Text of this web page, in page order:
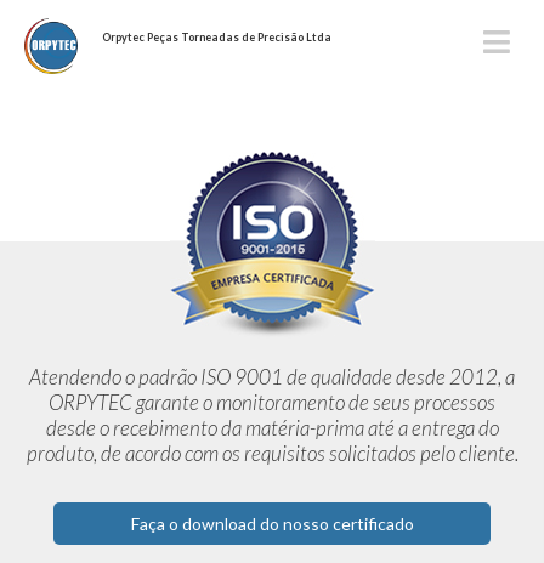
Orpytec Peças Torneadas de Precisão Ltda
Atendendo o padrão ISO 9001 de qualidade desde 2012,a
ORPYTEC garante o monitoramento de seus processos
desde orecebimento da matéria-prima até a entrega do
produto, de acordocom os requisitos solicitados pelo cliente.
Faça o download do nosso certificado